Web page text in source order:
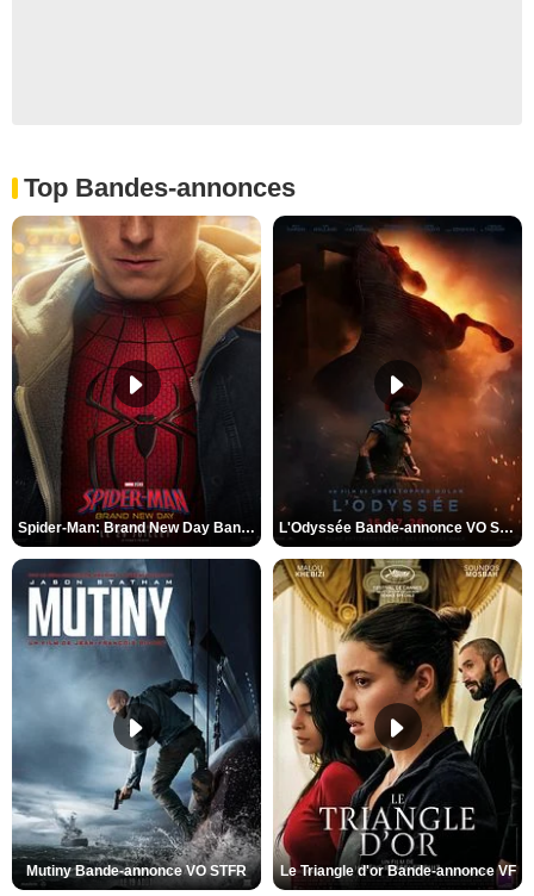
Top Bandes-annonces
Spider-Man: Brand New Day Bande-annonce VO STFR L'Odyssée Bande-annonce VO STFR
Mutiny Bande-annonce VO STFR Le Triangle d'or Bande-annonce VF